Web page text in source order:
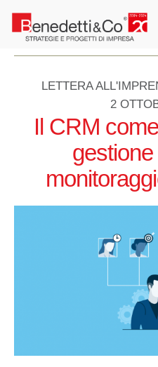
contenuto
LETTERA
2
Il CRM